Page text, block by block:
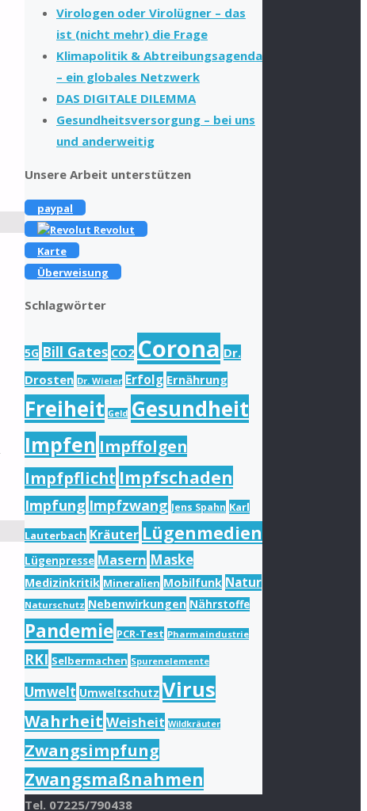
Virologen oder Virolügner – das
ist (nicht mehr) die Frage
Klimapolitik & Abtreibungsagenda
– ein globales Netzwerk
DAS DIGITALE DILEMMA
Gesundheitsversorgung – bei uns
und anderweitig
Unsere Arbeit unterstützen
paypal
Revolut
Karte
Überweisung
Schlagwörter
5G Bill Gates CO2 Corona Dr.
Drosten Dr. Wieler Erfolg Ernährung
Freiheit Geld Gesundheit
Impfen Impffolgen
Impfpflicht Impfschaden
Impfung Impfzwang Jens Spahn Karl
Lauterbach Kräuter Lügenmedien
Lügenpresse Masern Maske
Medizinkritik Mineralien Mobilfunk Natur
Naturschutz Nebenwirkungen Nährstoffe
Pandemie PCR-Test Pharmaindustrie
RKI Selbermachen Spurenelemente
Umwelt Umweltschutz Virus
Wahrheit Weisheit Wildkräuter
Zwangsimpfung
Zwangsmaßnahmen
Tel. 07225/790438